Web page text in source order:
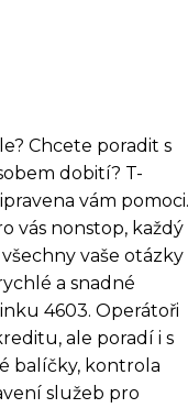
Chcete poradit s
dobití? T-
vám pomoci.
vás nonstop, každý
vaše otázky
a snadné
4603. Operátoři
ale poradí i s
balíčky, kontrola
služeb pro